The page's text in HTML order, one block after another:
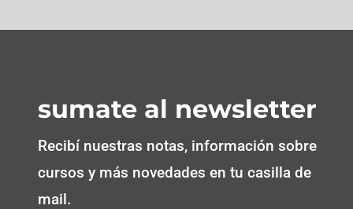
sumate al newsletter
Recibí nuestras notas, información sobre
cursos y más novedades en tu casilla de
mail.